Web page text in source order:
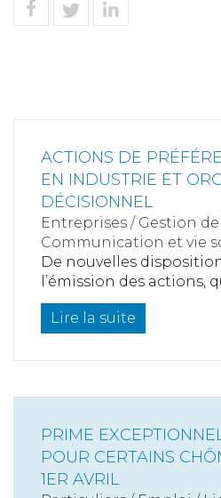
ACTIONS DE
EN INDUSTRIE ET
DÉCISIONNEL
Entreprises / Gestion
Communication et vie
De nouvelles
l’émission des actions,
Lire la suite
PRIME
POUR CERTAINS
1ER AVRIL